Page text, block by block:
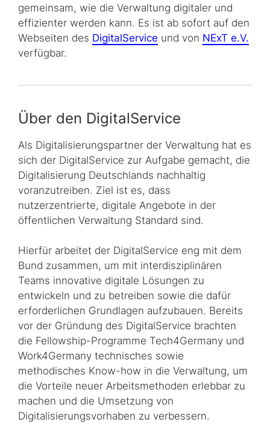
gemeinsam, wie die Verwaltung digitaler und
effizienter werden kann. Es ist ab sofort auf den
Webseiten des DigitalService und von NExT e.V.
verfügbar.
Über den DigitalService
Als Digitalisierungspartner der Verwaltung hat es
sich der DigitalService zur Aufgabe gemacht, die
Digitalisierung Deutschlands nachhaltig
voranzutreiben. Ziel ist es, dass
nutzerzentrierte, digitale Angebote in der
öffentlichen Verwaltung Standard sind.
Hierfür arbeitet der DigitalService eng mit dem
Bund zusammen, um mit interdis­zi­pli­nären
Teams innovative digitale Lösungen zu
entwickeln und zu betreiben sowie die dafür
erforderlichen Grundlagen aufzubauen. Bereits
vor der Gründung des DigitalService brachten
die Fellowship-Programme Tech4Germany und
Work4Germany technisches sowie
methodisches Know-how in die Verwaltung, um
die Vorteile neuer Arbeitsmethoden erlebbar zu
machen und die Umsetzung von
Digitalisierungsvorhaben zu verbessern.